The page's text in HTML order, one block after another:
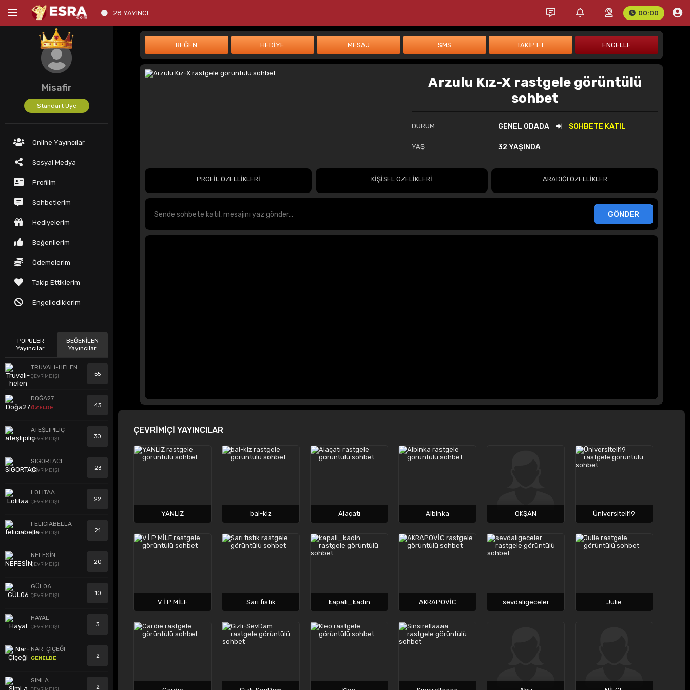
28 YAYINCI 00:00
Misafir
Standart Üye
Online Yayıncılar
Sosyal Medya
Profilim
Sohbetlerim
Hediyelerim
Beğenilerim
Ödemelerim
Takip Ettiklerim
Engellediklerim
POPÜLER
Yayıncılar
BEĞENİLEN
Yayıncılar
TRUVALI-HELEN
ÇEVRİMDIŞI 55
DOĞA27
ÖZELDE 43
ATEŞLIPILIÇ
ÇEVRİMDIŞI 30
SIGORTACI
ÇEVRİMDIŞI 23
LOLITAA
ÇEVRİMDIŞI 22
FELICIABELLA
ÇEVRİMDIŞI 21
NEFESİN
ÇEVRİMDIŞI 20
GÜL06
ÇEVRİMDIŞI 10
HAYAL
ÇEVRİMDIŞI 3
NAR-ÇIÇEĞI
GENELDE 2
SIMLA
2
Arzulu Kız-X rastgele görüntülü
sohbet
DURUM GENEL ODADA SOHBETE KATIL
YAŞ 32 YAŞINDA
PROFİL ÖZELLİKLERİ KİŞİSEL ÖZELİKLERİ ARADIĞI ÖZELLİKLER
ÇEVRİMİÇİ YAYINCILAR
YANLIZ bal-kiz Alaçatı Albinka OKŞAN Üniversiteli19
V.İ.P MİLF Sarı fıstık kapali_kadin AKRAPOVİC sevdalıgeceler Julie